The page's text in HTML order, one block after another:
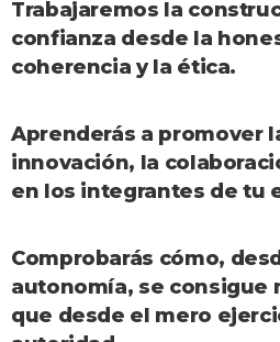
Trabajaremos la
confianza desde la
coherencia y la ética.
Aprenderás a promover
innovación, la
en los integrantes de tu
Comprobarás cómo,
autonomía, se consigue
que desde el mero